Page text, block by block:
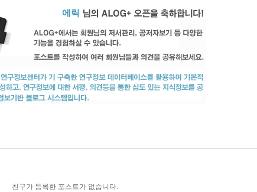
에릭
친구가 등록한 포스트가 없습니다.